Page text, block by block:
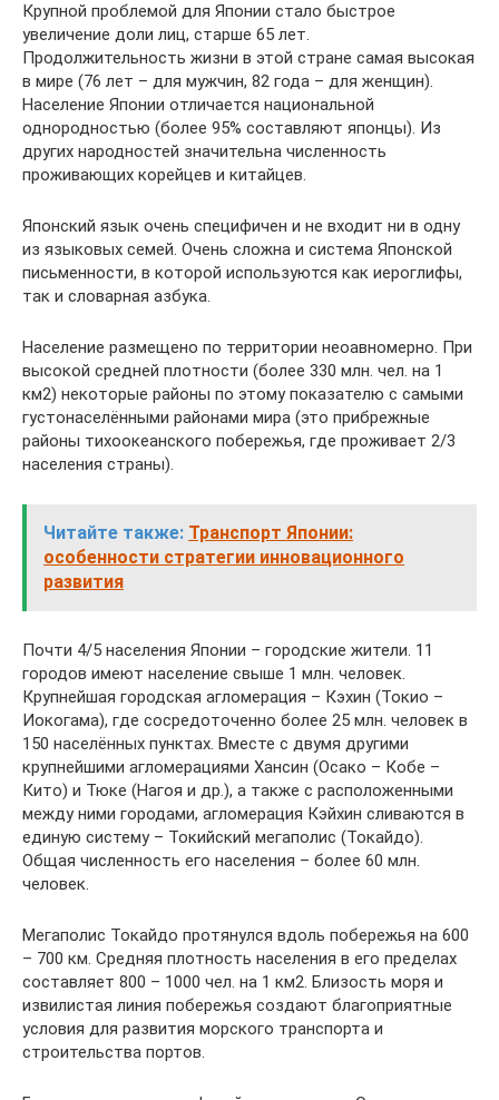
Крупной проблемой для Японии стало быстрое
увеличение доли лиц, старше 65 лет.
Продолжительность жизни в этой стране самая высокая
в мире (76 лет – для мужчин, 82 года – для женщин).
Население Японии отличается национальной
однородностью (более 95% составляют японцы). Из
других народностей значительна численность
проживающих корейцев и китайцев.
Японский язык очень специфичен и не входит ни в одну
из языковых семей. Очень сложна и система Японской
письменности, в которой используются как иероглифы,
так и словарная азбука.
Население размещено по территории неоавномерно. При
высокой средней плотности (более 330 млн. чел. на 1
км2) некоторые районы по этому показателю с самыми
густонаселёнными районами мира (это прибрежные
районы тихоокеанского побережья, где проживает 2/3
населения страны).
Читайте также: Транспорт Японии:
особенности стратегии инновационного
развития
Почти 4/5 населения Японии – городские жители. 11
городов имеют население свыше 1 млн. человек.
Крупнейшая городская агломерация – Кэхин (Токио –
Иокогама), где сосредоточенно более 25 млн. человек в
150 населённых пунктах. Вместе с двумя другими
крупнейшими агломерациями Хансин (Осако – Кобе –
Кито) и Тюке (Нагоя и др.), а также с расположенными
между ними городами, агломерация Кэйхин сливаются в
единую систему – Токийский мегаполис (Токайдо).
Общая численность его населения – более 60 млн.
человек.
Мегаполис Токайдо протянулся вдоль побережья на 600
– 700 км. Средняя плотность населения в его пределах
составляет 800 – 1000 чел. на 1 км2. Близость моря и
извилистая линия побережья создают благоприятные
условия для развития морского транспорта и
строительства портов.